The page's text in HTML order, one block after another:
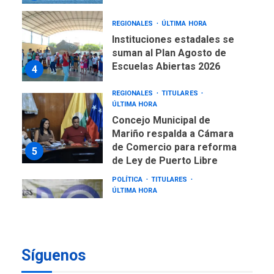
4
REGIONALES ÚLTIMA HORA
Instituciones estadales se
suman al Plan Agosto de
Escuelas Abiertas 2026
5
REGIONALES
TITULARES
ÚLTIMA HORA
Concejo Municipal de
Mariño respalda a Cámara
de Comercio para reforma
de Ley de Puerto Libre
POLÍTICA
TITULARES
ÚLTIMA HORA
Síguenos